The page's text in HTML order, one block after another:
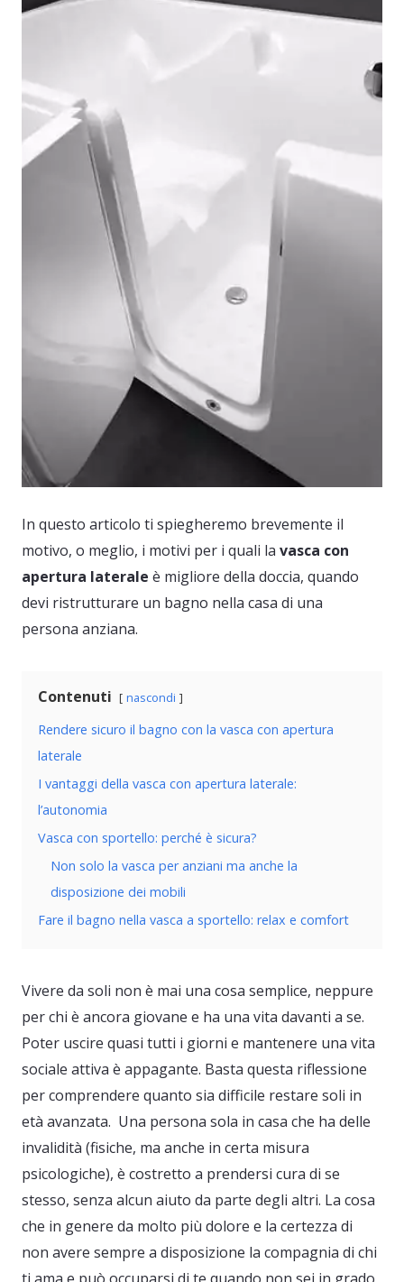
In questo articolo ti spiegheremo brevemente il
motivo, o meglio, i motivi per i quali la vasca con
apertura laterale è migliore della doccia, quando
devi ristrutturare un bagno nella casa di una
persona anziana.
Contenuti nascondi
Rendere sicuro il bagno con la vasca con apertura
laterale
I vantaggi della vasca con apertura laterale:
l’autonomia
Vasca con sportello: perché è sicura?
Non solo la vasca per anziani ma anche la
disposizione dei mobili
Fare il bagno nella vasca a sportello: relax e comfort
Vivere da soli non è mai una cosa semplice, neppure
per chi è ancora giovane e ha una vita davanti a se.
Poter uscire quasi tutti i giorni e mantenere una vita
sociale attiva è appagante. Basta questa riflessione
per comprendere quanto sia difficile restare soli in
età avanzata. Una persona sola in casa che ha delle
invalidità (fisiche, ma anche in certa misura
psicologiche), è costretto a prendersi cura di se
stesso, senza alcun aiuto da parte degli altri. La cosa
che in genere da molto più dolore e la certezza di
non avere sempre a disposizione la compagnia di chi